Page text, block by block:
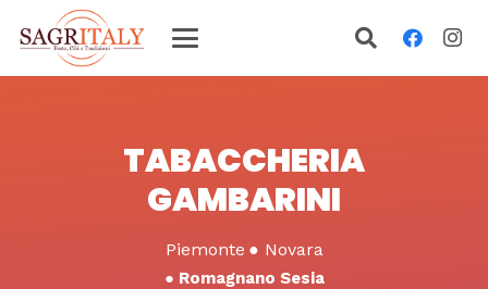
TABACCHERIA
GAMBARINI
Piemonte ● Novara
● Romagnano Sesia